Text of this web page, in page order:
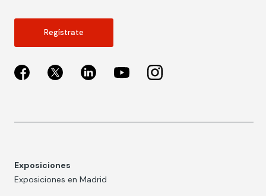
Regístrate
Exposiciones
Exposiciones en Madrid